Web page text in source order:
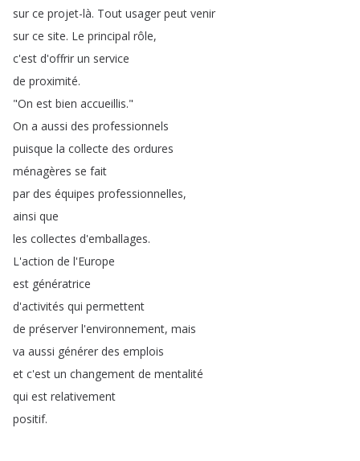
sur ce projet-là. Tout usager peut venir
sur ce site. Le principal rôle,
c'est d'offrir un service
de proximité.
"On est bien accueillis."
On a aussi des professionnels
puisque la collecte des ordures
ménagères se fait
par des équipes professionnelles,
ainsi que
les collectes d'emballages.
L'action de l'Europe
est génératrice
d'activités qui permettent
de préserver l'environnement, mais
va aussi générer des emplois
et c'est un changement de mentalité
qui est relativement
positif.